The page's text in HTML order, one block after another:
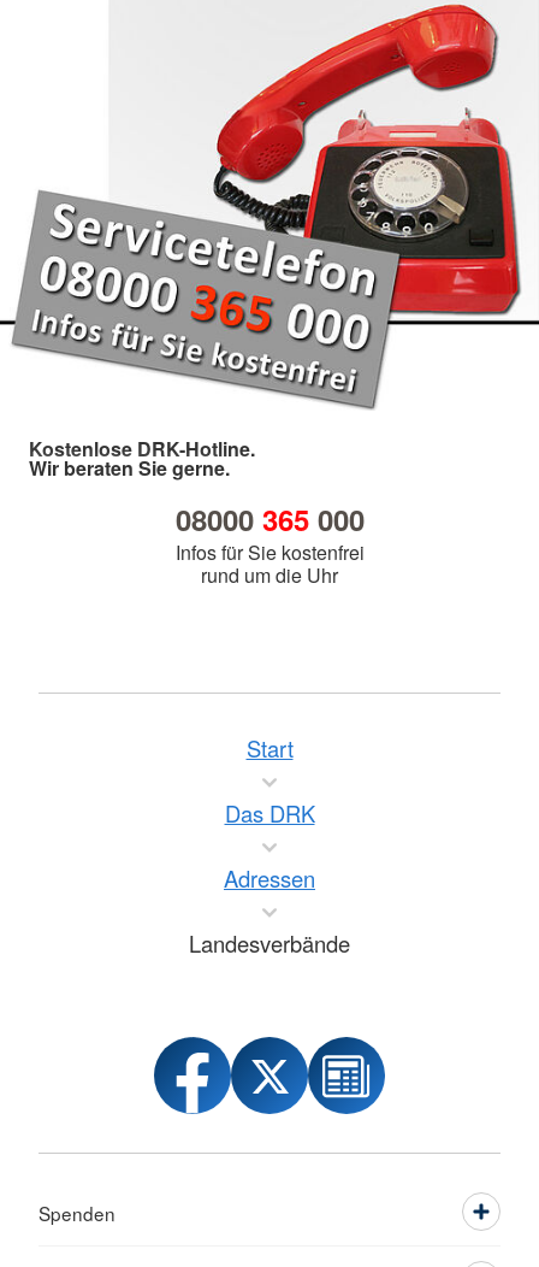
Kostenlose DRK-Hotline.
Wir beraten Sie gerne.
08000 365000
Infos für Sie kostenfrei
rund um die Uhr
Start
Das DRK
Adressen
Landesverbände
Spenden